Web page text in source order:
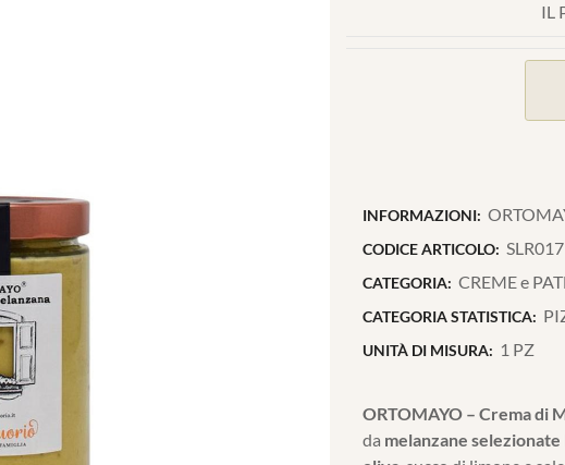
IL
INFORMAZIONI:
CODICE ARTICOLO: SLR017
CATEGORIA: CREME e
CATEGORIA STATISTICA:
UNITÀ DI MISURA: 1 PZ
ORTOMAYO – Crema di
da melanzane selezionate